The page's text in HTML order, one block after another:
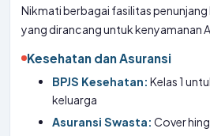
Nikmati berbagai fasilitas penunjang
yang dirancang untuk kenyamanan
Kesehatan dan Asuransi
BPJS Kesehatan: Kelas 1
keluarga
Asuransi Swasta: Cover